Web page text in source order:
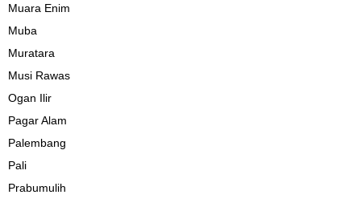
Muara Enim
Muba
Muratara
Musi Rawas
Ogan Ilir
Pagar Alam
Palembang
Pali
Prabumulih